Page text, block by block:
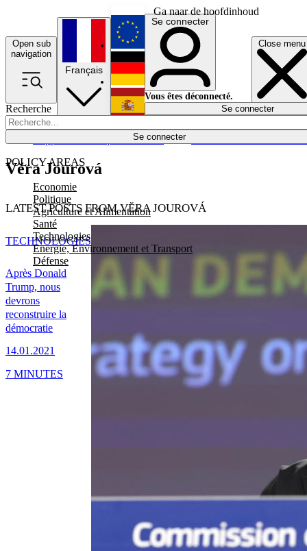
Ga naar de hoofdinhoud
Open sub
navigation
Close menu
Recherche
Se connecter
POLICY AREAS
Economie
Politique
Agriculture et Alimentation
Santé
Technologies
Energie, Environnement et Transport
Défense
Économie
Français
English
Deutsch
Español
Se connecter
Vous êtes déconnecté.
Se connecter
Vĕra Jourová
LATEST POSTS FROM VĔRA JOUROVÁ
Après Donald
Trump, nous
devrons
reconstruire la
démocratie
14.01.2021
TECHNOLOGIES
7 MINUTES